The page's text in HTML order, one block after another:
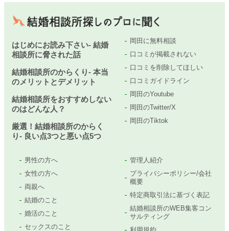
はじめにお読み下さい- 結婚
相談所に脅された話
結婚相談所のからくり- 本当
のメリットとデメリット
結婚相談所をおすすめしない
のはどんな人？
厳選！結婚相談所のからく
り- 良い点3つと悪い点5つ
岡田に無料相談
口コミが掲載されない
口コミを削除してほしい
口コミガイドライン
岡田のYoutube
岡田のTwitter/X
岡田のTiktok
男性の方へ
女性の方へ
両親へ
結婚のこと
婚活のこと
セックスのこと
管理人紹介
プライバシーポリシー/会社
概要
特定商取引法に基づく表記
結婚相談所のWEB集客コン
サルティング